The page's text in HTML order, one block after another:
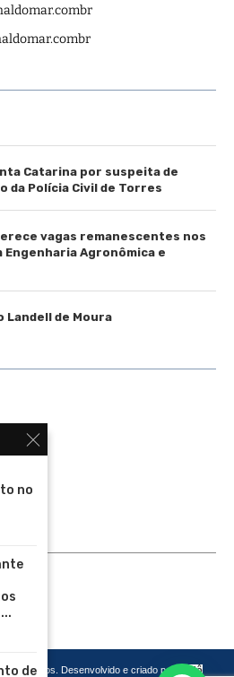
Catarina por suspeita de
da Polícia Civil de Torres
vagas remanescentes nos
Engenharia Agronômica e
Landell de Moura
Desenvolvido e criado por Cadô
no
de